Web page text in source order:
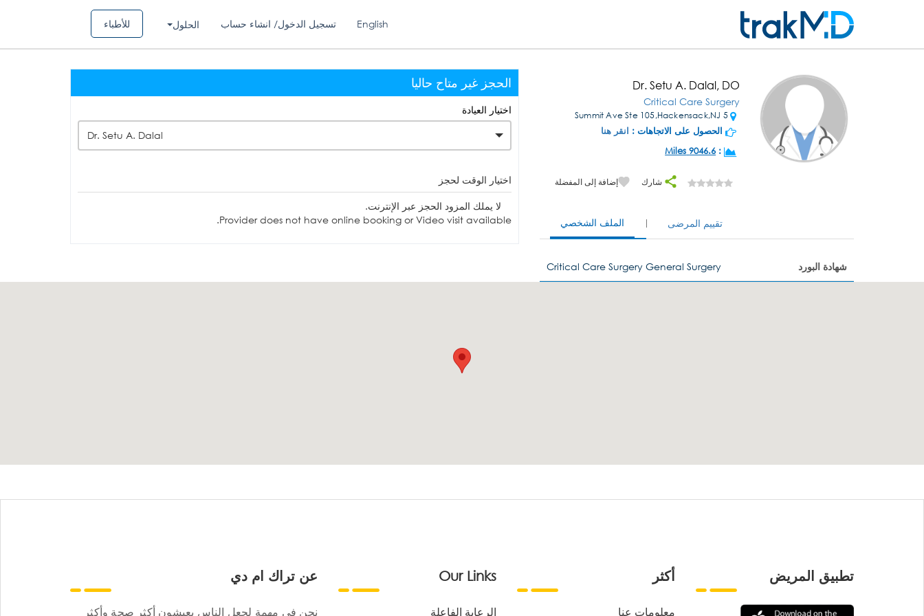
للأطباء الحلول تسجيل الدخول/ انشاء حساب English
Dr. Setu A. Dalal, DO
Critical Care Surgery
الحصول على الاتجاهات : انقر هنا
:
9046.6 Miles
شارك إضافة إلى المفضلة
الملف الشخصي تقييم المرضى
شهادة البورد Critical Care Surgery General Surgery
الحجز غير متاح حاليا
اختيار العيادة
Dr. Setu A. Dalal
اختيار الوقت لحجز
لا يملك المزود الحجز عبر الإنترنت.
Provider does not have online booking or Video visit available.
عن تراك ام دي
نحن في مهمة لجعل الناس يعيشون أكثر صحة وأكثر
Our Links
الرعاية الفاعلة
أكثر
معلومات عنا
تطبيق المريض